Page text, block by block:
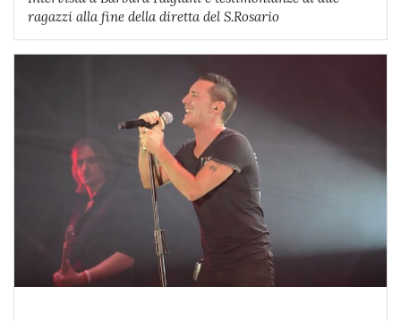
ragazzi alla fine della diretta del S.Rosario